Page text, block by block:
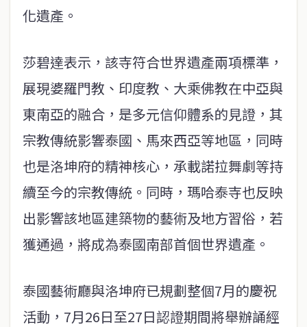
化遺產。
莎碧達表示，該寺符合世界遺產兩項標準，
展現婆羅門教、印度教、大乘佛教在中亞與
東南亞的融合，是多元信仰體系的見證，其
宗教傳統影響泰國、馬來西亞等地區，同時
也是洛坤府的精神核心，承載諾拉舞劇等持
續至今的宗教傳統。同時，瑪哈泰寺也反映
出影響該地區建築物的藝術及地方習俗，若
獲通過，將成為泰國南部首個世界遺產。
泰國藝術廳與洛坤府已規劃整個7月的慶祝
活動，7月26日至27日認證期間將舉辦誦經